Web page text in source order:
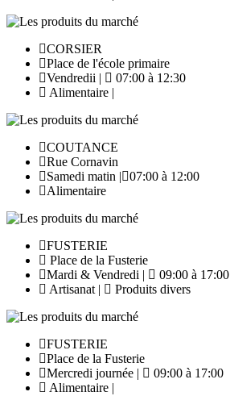
CORSIER
Place de l'école primaire
Vendredii |
07:00 à 12:30
Alimentaire |
COUTANCE
Rue Cornavin
Samedi matin |
07:00 à 12:00
Alimentaire
FUSTERIE
Place de la Fusterie
Mardi & Vendredi |
09:00 à 17:00
Artisanat |
Produits divers
FUSTERIE
Place de la Fusterie
Mercredi journée |
09:00 à 17:00
Alimentaire |